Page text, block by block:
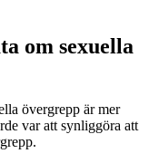
om sexuella
övergrepp är mer
var att synliggöra att